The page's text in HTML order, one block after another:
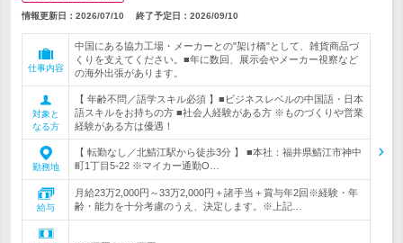
情報更新日：2026/07/10 終了予定日： 2026/09/10
仕事内容
中国にある協力工場・メーカーとの"架け橋"として、雑貨商品づ
くりを支えてください。■年に数回、展示会やメーカー視察など
の海外出張があります。
対象と
なる方
【 年齢不問／語学スキル必須 】■ビジネスレベルの中国語・日本
語スキルをお持ちの方 ■社会人経験がある方 ※ものづくりや営業
経験がある方は優遇！
勤務地
【 転勤なし／北鯖江駅から徒歩3分 】 ■本社：福井県鯖江市神中
町1丁目5-22 ※マイカー通勤O…
給与
月給23万2,000円～33万2,000円＋諸手当＋賞与年2回※経験・年
齢・能力を十分考慮のうえ、決定します。※上記…